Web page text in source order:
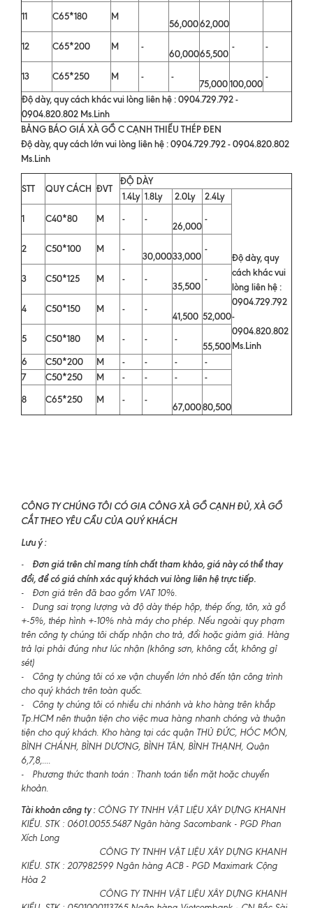
11 C65*180 M
56,00062,000
12
C65*200 M -
60,00065,500
- -
13 C65*250 M - -
75,000100,000
-
Độ dày, quy cách khác vui lòng liên hệ : 0904.729.792 -
0904.820.802 Ms.Linh
BẢNG BÁO GIÁ XÀ GỒ C CẠNH THIẾU THÉP ĐEN
Độ dày, quy cách lớn vui lòng liên hệ : 0904.729.792 - 0904.820.802
Ms.Linh
STT QUY CÁCH ĐVT
ĐỘ DÀY
1.4Ly 1.8Ly 2.0Ly 2.4Ly
Độ dày, quy
cách khác vui
lòng liên hệ :
0904.729.792
-
0904.820.802
Ms.Linh
1 C40*80 M - -
26,000
-
2 C50*100 M -
30,00033,000
-
3 C50*125 M - -
35,500
-
4 C50*150 M - -
41,500 52,000
5
C50*180 M - - -
55,500
6
C50*200 M - - -
-
7
C50*250 M - - -
-
8
C65*250 M - -
67,00080,500
CÔNG TY CHÚNG TÔI CÓ GIA CÔNG XÀ GỒ CẠNH ĐỦ, XÀ GỒ
CẮT THEO YÊU CẦU CỦA QUÝ KHÁCH
Lưu ý :
- Đơn giá trên chỉ mang tính chất tham khảo, giá này có thể thay
đổi, để có giá chính xác quý khách vui lòng liên hệ trực tiếp.
- Đơn giá trên đã bao gồm VAT 10%.
- Dung sai trọng lượng và độ dày thép hộp, thép ống, tôn, xà gồ
+-5%, thép hình +-10% nhà máy cho phép. Nếu ngoài quy phạm
trên công ty chúng tôi chấp nhận cho trả, đổi hoặc giảm giá. Hàng
trả lại phải đúng như lúc nhận (không sơn, không cắt, không gỉ
sét)
- Công ty chúng tôi có xe vận chuyển lớn nhỏ đến tận công trình
cho quý khách trên toàn quốc.
- Công ty chúng tôi có nhiều chi nhánh và kho hàng trên khắp
Tp.HCM nên thuận tiện cho việc mua hàng nhanh chóng và thuận
tiện cho quý khách. Kho hàng tại các quận THỦ ĐỨC, HÓC MÔN,
BÌNH CHÁNH, BÌNH DƯƠNG, BÌNH TÂN, BÌNH THẠNH, Quận
6,7,8,....
- Phương thức thanh toán : Thanh toán tiền mặt hoặc chuyển
khoản.
Tài khoản công ty :CÔNG TY TNHH VẬT LIỆU XÂY DỰNG KHANH
KIỀU. STK : 0601.0055.5487 Ngân hàng Sacombank - PGD Phan
Xích Long
CÔNG TY TNHH VẬT LIỆU XÂY DỰNG KHANH
KIỀU. STK : 207982599 Ngân hàng ACB - PGD Maximark Cộng
Hòa 2
CÔNG TY TNHH VẬT LIỆU XÂY DỰNG KHANH